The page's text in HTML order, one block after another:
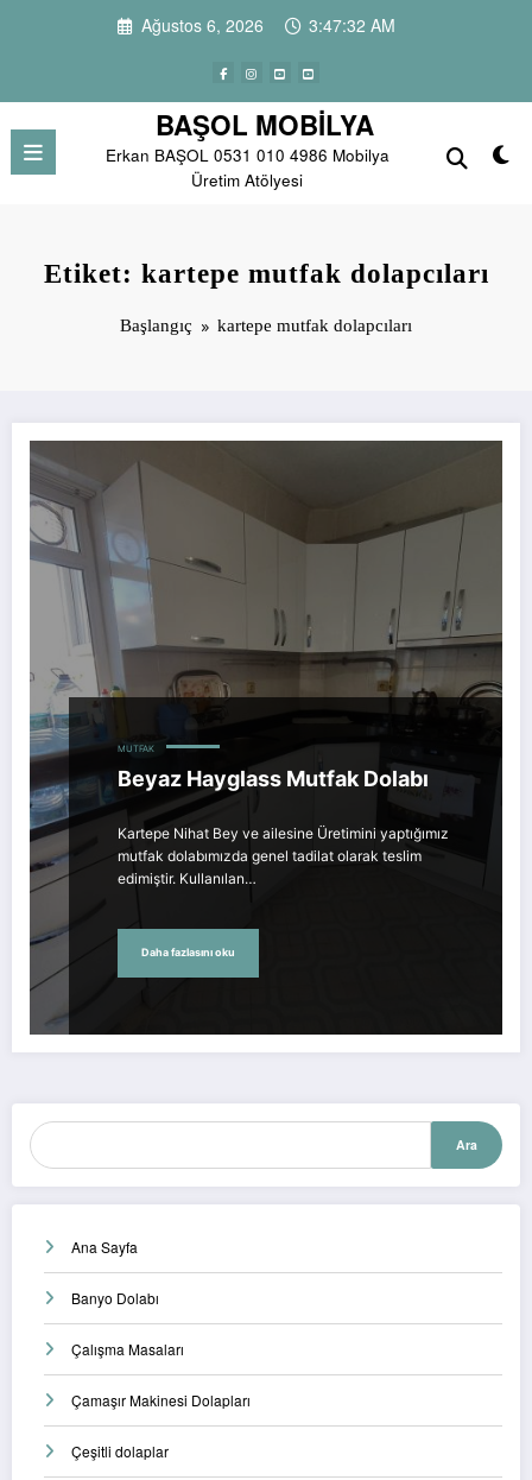
Ağustos 6, 2026 3:47:32 AM
BAŞOL MOBİLYA
Erkan BAŞOL 0531 010 4986 Mobilya
Üretim Atölyesi
Etiket: kartepe mutfak dolapcıları
Başlangıç kartepe mutfak dolapcıları
MUTFAK
Beyaz Hayglass Mutfak Dolabı
Kartepe Nihat Bey ve ailesine Üretimini yaptığımız
mutfak dolabımızda genel tadilat olarak teslim
edimiştir. Kullanılan…
Daha fazlasını oku
Ara Ara
Ana Sayfa
Banyo Dolabı
Çalışma Masaları
Çamaşır Makinesi Dolapları
Çeşitli dolaplar